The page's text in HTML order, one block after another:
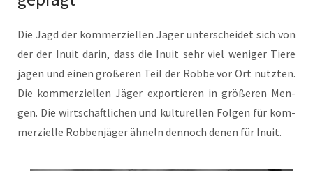
Die Jagd der kom­merziellen Jäger unter­schei­det sich von
der der Inu­it darin, dass die Inu­it sehr viel weniger Tiere
jagen und einen größeren Teil der Robbe vor Ort nutzten.
Die kom­merziellen Jäger exportieren in größeren Men­
gen. Die wirtschaftlichen und kul­turellen Fol­gen für kom­
merzielle Robben­jäger ähneln den­noch denen für Inuit.